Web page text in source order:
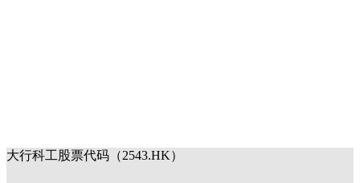
大行科工股票代码（2543.HK）